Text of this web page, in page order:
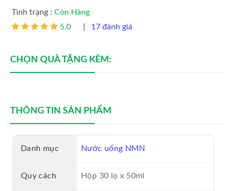
Tình trạng : Còn Hàng
5.0
17 đánh giá
CHỌN QUÀ TẶNG KÈM:
THÔNG TIN SẢN PHẨM
Danh mục Nước uống NMN
Quy cách Hộp 30 lọ x 50ml
MỸ PHẨM TRANSINO
MỸ PHẨM GENIE
SỮA ONG CHÚA
NƯỚC HOA NAM CAO CẤP
VIÊN UỐNG COLLAGEN